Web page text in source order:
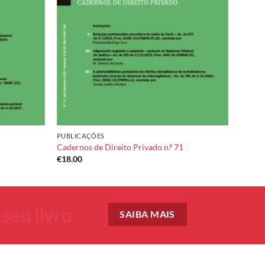
PUBLICAÇÕES
Cadernos de Direito Privado n.º 71
€18.00
SAIBA MAIS